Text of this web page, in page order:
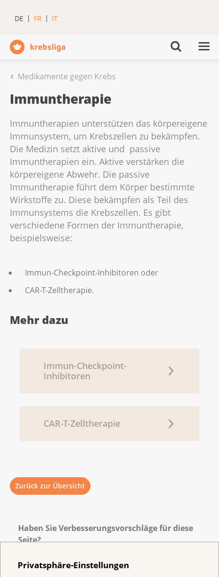
Privatsphäre-Einstellungen
DE FR IT
Medikamente gegen Krebs
Immuntherapie
Immuntherapien unterstützen das körpereigene
Immunsystem, um Krebszellen zu bekämpfen.
Die Medizin setzt aktive und passive
Immuntherapien ein. Aktive verstärken die
körpereigene Abwehr. Die passive
Immuntherapie führt dem Körper bestimmte
Wirkstoffe zu. Diese bekämpfen als Teil des
Immunsystems die Krebszellen. Es gibt
verschiedene Formen der Immuntherapie,
beispielsweise:
Immun-Checkpoint-Inhibitoren oder
CAR-T-Zelltherapie.
Mehr dazu
Immun-Checkpoint-
Inhibitoren
CAR-T-Zelltherapie
Zurück zur Übersicht
Haben Sie Verbesserungsvorschläge für diese
Seite?